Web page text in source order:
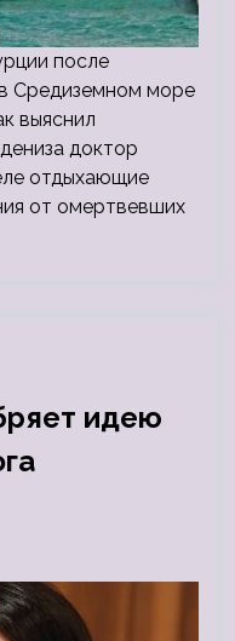
после
Средиземном море
выяснил
доктор
отдыхающие
от омертвевших
идею